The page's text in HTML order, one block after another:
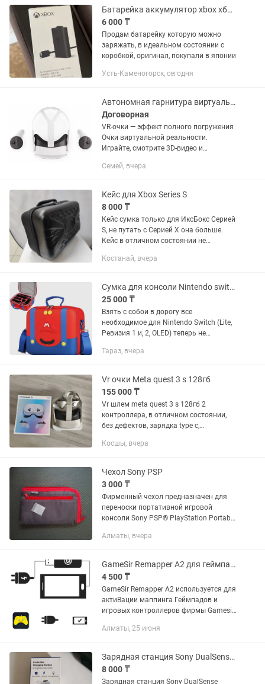
Батарейка аккумулятор xbox хбокс
6 000 ₸
Продам батарейку которую можно
заряжать, в идеальном состоянии с
коробкой, оригинал, покупали в японии
Усть-Каменогорск, сегодня
Автономная гарнитура виртуальной реальности
Договорная
VR-очки — эффект полного погружения
Очки виртуальной реальности.
Играйте, смотрите 3D-видео и
смартфоном. Новый, не использовали.
Семей, вчера
Кейс для Xbox Series S
8 000 ₸
Кейс сумка только для ИксБокс Серией
S, не путать с Серией X она больше.
Кейс в отличном состоянии не
Костанай, вчера
Сумка для консоли Nintendo switch - Storage Bag (Super Mario Mustache)
25 000 ₸
Взять с собои в дорогу все
необходимое для Nintendo Switch (Lite,
Ревизия 1 и, 2, OLED) теперь не
специальной сумке (чехлу / кейсу /
Тараз, вчера
Vr очки Meta quest 3 s 128гб
155 000 ₸
Vr шлем meta quest 3 s 128гб 2
контроллера, в отличном состоянии,
без дефектов, зарядка type c,
Косшы, вчера
Чехол Sony PSP
3 000 ₸
Фирменный чехол предназначен для
переноски портативной игровой
консоли Sony PSP® PlayStation Portable
Алматы, вчера
GameSir Remapper A2 для геймпадов и контроллеров
4 500 ₸
GameSir Remapper A2 используется для
актиВации маппинга Геймпадов и
игровых контроллеров фирмы Gamesir
BattleDock/Z2 и других Работает
Алматы, 25 июня
Зарядная станция Sony DualSense Charging Station PS5
8 000 ₸
Зарядная станция Sony DualSense